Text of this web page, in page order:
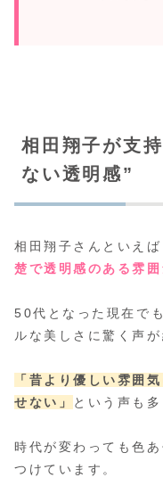
相田翔子が支
ない透明感”
相田翔子さんといえ
楚で透明感のある雰囲
50代となった現在で
ルな美しさに驚く声が
「昔より優しい雰囲
せない」
という声も
時代が変わっても色
つけています。